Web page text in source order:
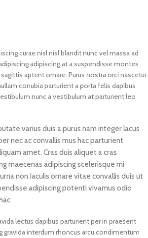
curae nisl nisl blandit nunc vel massa ad
adipiscing at a suspendisse montes
aptent ornare. Purus nostra orci nascetur
conubia parturient a porta felis dapibus
nunc a vestibulum at parturient leo
varius duis a purus nam integer lacus
nec ac convallis mus hac parturient
amet. Cras duis aliquet a cras
maecenas adipiscing scelerisque mi
non.Iaculis ornare vitae convallis duis ut
adipiscing potenti vivamus odio
lectus dapibus parturient per in praesent
interdum rhoncus arcu condimentum